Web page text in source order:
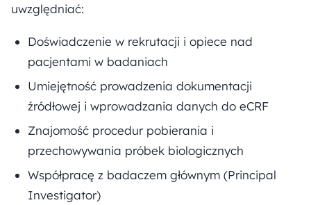
uwzględniać:
Doświadczenie w rekrutacji i opiece nad
pacjentami w badaniach
Umiejętność prowadzenia dokumentacji
źródłowej i wprowadzania danych do eCRF
Znajomość procedur pobierania i
przechowywania próbek biologicznych
Współpracę z badaczem głównym (Principal
Investigator)